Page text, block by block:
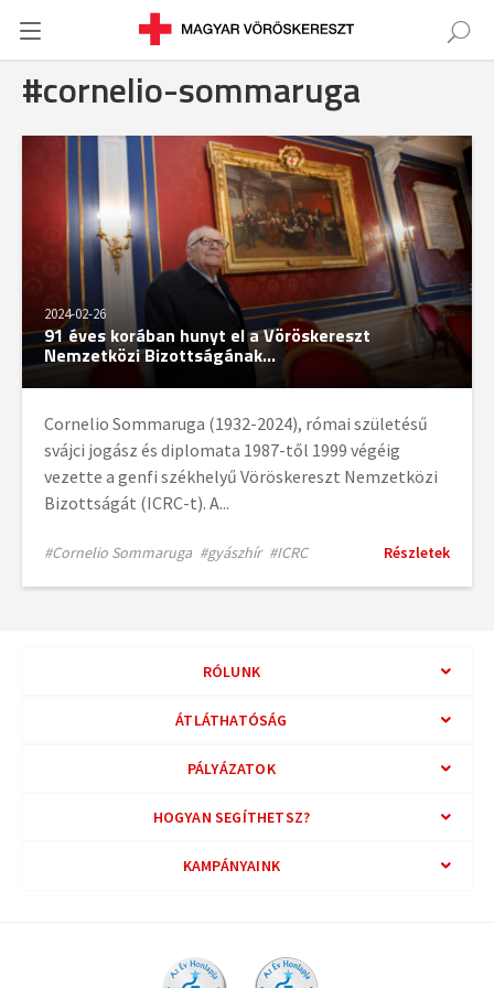
#cornelio-sommaruga
2024-02-26
91 éves korában hunyt el a Vöröskereszt
Nemzetközi Bizottságának...
Cornelio Sommaruga (1932-2024), római születésű
svájci jogász és diplomata 1987-től 1999 végéig
vezette a genfi székhelyű Vöröskereszt Nemzetközi
Bizottságát (ICRC-t). A...
#Cornelio Sommaruga #gyászhír #ICRC Részletek
RÓLUNK
ÁTLÁTHATÓSÁG
PÁLYÁZATOK
HOGYAN SEGÍTHETSZ?
KAMPÁNYAINK